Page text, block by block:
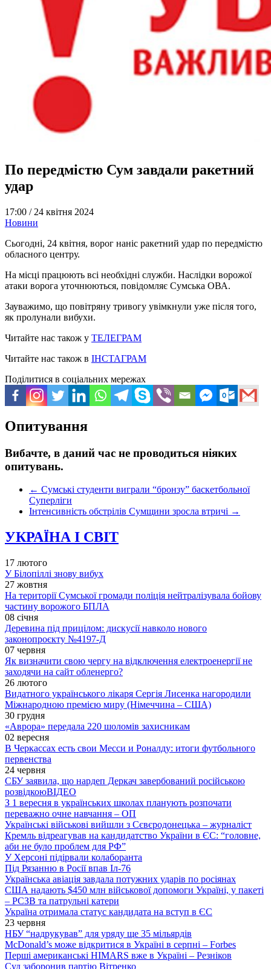
По передмістю Сум завдали ракетний
удар
17:00 / 24 квітня 2024
Новини
Сьогодні, 24 квітня, ворог наніс ракетний удар по передмістю
обласного центру.
На місці працюють всі необхідні служби. Наслідки ворожої
атаки ворога уточнюються, повідомляє Сумська ОВА.
Зауважимо, що повітряну тривогу увімкнули уже після того,
як пролунали вибухи.
Читайте нас також у ТЕЛЕГРАМ
Читайте нас також в ІНСТАГРАМ
Поділитися в соціальних мережах
Опитування
Вибачте, в даний час не проводиться ніяких
опитувань.
← Сумські студенти виграли “бронзу” баскетбольної
Суперліги
Інтенсивність обстрілів Сумщини зросла втричі →
УКРАЇНА І СВІТ
17 лютого
У Білопіллі знову вибух
27 жовтня
На території Сумської громади поліція нейтралізувала бойову
частину ворожого БПЛА
08 січня
Деревина під прицілом: дискусії навколо нового
законопроєкту №4197-Д
07 червня
Як визначити свою чергу на відключення електроенергії не
заходячи на сайт обленерго?
26 лютого
Видатного українського лікаря Сергія Лисенка нагородили
Міжнародною премією миру (Німеччина – США)
30 грудня
«Аврора» передала 220 шоломів захисникам
02 вересня
В Черкассах есть свои Месси и Роналду: итоги футбольного
первенства
24 червня
СБУ заявила, що нардеп Деркач завербований російською
розвідкоюВІДЕО
З 1 вересня в українських школах планують розпочати
переважно очне навчання – ОП
Українські військові вийшли з Сєвєродонецька – журналіст
Кремль відреагував на кандидатство України в ЄС: “головне,
аби не було проблем для РФ”
У Херсоні підірвали колаборанта
Під Рязанню в Росії впав Іл-76
Українська авіація завдала потужних ударів по росіянах
США надають $450 млн військової допомоги Україні, у пакеті
– РСЗВ та патрульні катери
Україна отримала статус кандидата на вступ в ЄС
23 червня
НБУ “надрукував” для уряду ще 35 мільярдів
McDonald’s може відкритися в Україні в серпні – Forbes
Перші американські HIMARS вже в Україні – Резніков
Суд заборонив партію Вітренко